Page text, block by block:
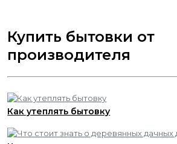
Купить бытовки от
производителя
Как утеплять бытовку